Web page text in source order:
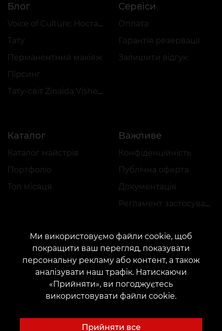
Блог
Voice of Culture: Ностальгія за 2000-ми
Тату
Перманентний макіяж
Пірсинг
Тату-світ Zinaida Vishenka
Сервіси
Оплата
Гарантія резервації
Залишити відгук
Каталог
Каталог майстрів
Портфоліо
Топ місяця
Важливе
Конфіденційність
Публічна оферта
Документація
Регламент застосування акцій
КОНТАКТИ
Зв'яжіться з нами:customers@vean-tattoo.com
Співпраця: marketing.veantattoo@gmail.com
Скарги та пропозиції:complaints@vean-tattoo.com
Ми використовуємо файли cookie, щоб
покращити ваш перегляд, показувати
персональну рекламу або контент, а також
аналізувати наш трафік. Натискаючи
«Прийняти», ви погоджуєтесь
використовувати файли cookie.
Прийняти все